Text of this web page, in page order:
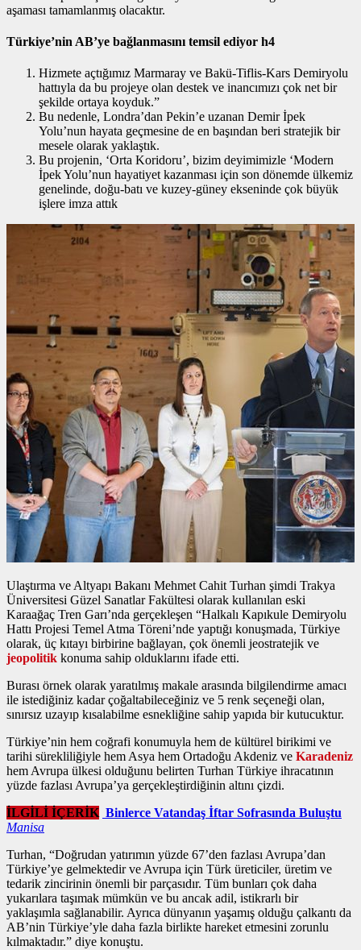
aşaması tamamlanmış olacaktır.
Türkiye’nin AB’ye bağlanmasını temsil ediyor h4
Hizmete açtığımız Marmaray ve Bakü-Tiflis-Kars Demiryolu
hattıyla da bu projeye olan destek ve inancımızı çok net bir
şekilde ortaya koyduk.”
Bu nedenle, Londra’dan Pekin’e uzanan Demir İpek
Yolu’nun hayata geçmesine de en başından beri stratejik bir
mesele olarak yaklaştık.
Bu projenin, ‘Orta Koridoru’, bizim deyimimizle ‘Modern
İpek Yolu’nun hayatiyet kazanması için son dönemde ülkemiz
genelinde, doğu-batı ve kuzey-güney ekseninde çok büyük
işlere imza attık
Ulaştırma ve Altyapı Bakanı Mehmet Cahit Turhan şimdi Trakya
Üniversitesi Güzel Sanatlar Fakültesi olarak kullanılan eski
Karaağaç Tren Garı’nda gerçekleşen “Halkalı Kapıkule Demiryolu
Hattı Projesi Temel Atma Töreni’nde yaptığı konuşmada, Türkiye
olarak, üç kıtayı birbirine bağlayan, çok önemli jeostratejik ve
jeopolitik konuma sahip olduklarını ifade etti.
Burası örnek olarak yaratılmış makale arasında bilgilendirme amacı
ile istediğiniz kadar çoğaltabileceğiniz ve 5 renk seçeneği olan,
sınırsız uzayıp kısalabilme esnekliğine sahip yapıda bir kutucuktur.
Türkiye’nin hem coğrafi konumuyla hem de kültürel birikimi ve
tarihi sürekliliğiyle hem Asya hem Ortadoğu Akdeniz ve Karadeniz
hem Avrupa ülkesi olduğunu belirten Turhan Türkiye ihracatının
yüzde fazlası Avrupa’ya gerçekleştirdiğinin altını çizdi.
İLGİLİ İÇERİK Binlerce Vatandaş İftar Sofrasında Buluştu
Manisa
Turhan, “Doğrudan yatırımın yüzde 67’den fazlası Avrupa’dan
Türkiye’ye gelmektedir ve Avrupa için Türk üreticiler, üretim ve
tedarik zincirinin önemli bir parçasıdır. Tüm bunları çok daha
yukarılara taşımak mümkün ve bu ancak adil, istikrarlı bir
yaklaşımla sağlanabilir. Ayrıca dünyanın yaşamış olduğu çalkantı da
AB’nin Türkiye’yle daha fazla birlikte hareket etmesini zorunlu
kılmaktadır.” diye konuştu.